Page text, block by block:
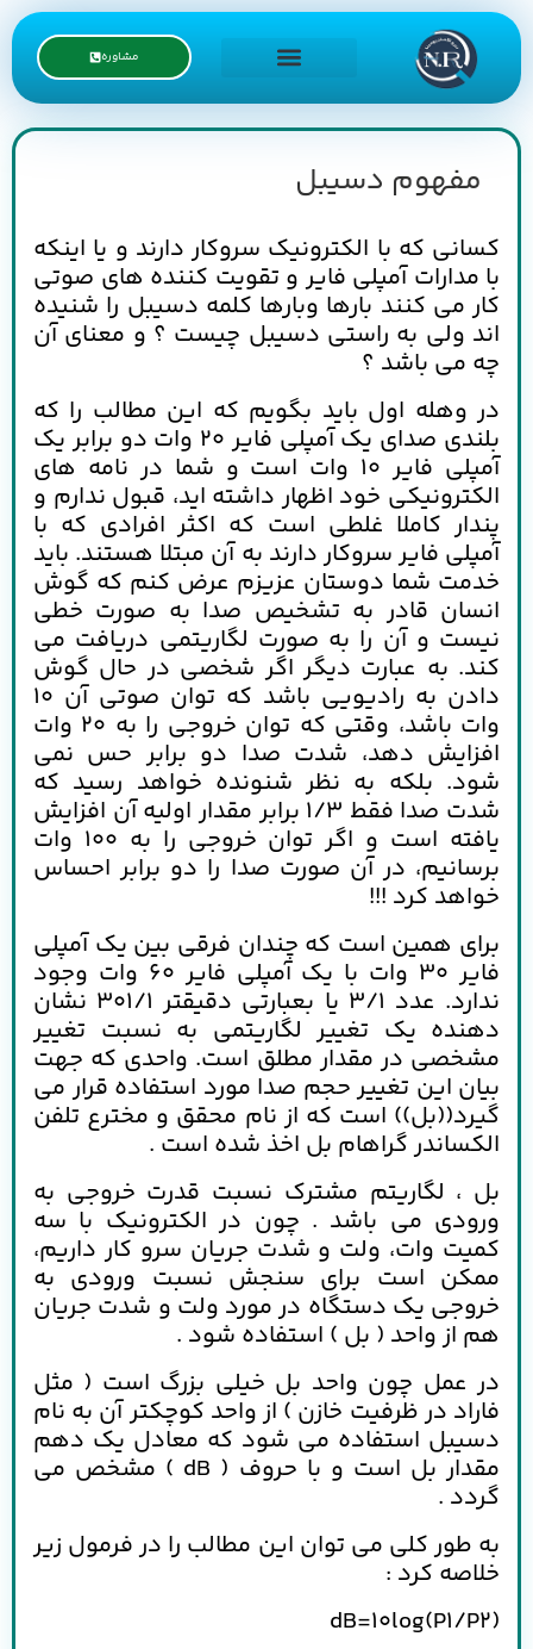
مشاوره
مفهوم دسیبل
کسانی که با الکترونیک سروکار دارند و یا اینکه
با مدارات آمپلی فایر و تقویت کننده های صوتی
کار می کنند بارها وبارها کلمه دسیبل را شنیده
اند ولی به راستی دسیبل چیست ؟ و معنای آن
چه می باشد ؟
در وهله اول باید بگویم که این مطالب را که
بلندی صدای یک آمپلی فایر 20 وات دو برابر یک
آمپلی فایر 10 وات است و شما در نامه های
الکترونیکی خود اظهار داشته اید، قبول ندارم و
پندار کاملا غلطی است که اکثر افرادی که با
آمپلی فایر سروکار دارند به آن مبتلا هستند. باید
خدمت شما دوستان عزیزم عرض کنم که گوش
انسان قادر به تشخیص صدا به صورت خطی
نیست و آن را به صورت لگاریتمی دریافت می
کند. به عبارت دیگر اگر شخصی در حال گوش
دادن به رادیویی باشد که توان صوتی آن 10
وات باشد، وقتی که توان خروجی را به 20 وات
افزایش دهد، شدت صدا دو برابر حس نمی
شود. بلکه به نظر شنونده خواهد رسید که
شدت صدا فقط 1/3 برابر مقدار اولیه آن افزایش
یافته است و اگر توان خروجی را به 100 وات
برسانیم، در آن صورت صدا را دو برابر احساس
خواهد کرد !!!
برای همین است که چندان فرقی بین یک آمپلی
فایر 30 وات با یک آمپلی فایر 60 وات وجود
ندارد. عدد ۳/۱ یا بعبارتی دقیقتر ۳۰۱/۱ نشان
دهنده یک تغییر لگاریتمی به نسبت تغییر
مشخصی در مقدار مطلق است. واحدی که جهت
بیان این تغییر حجم صدا مورد استفاده قرار می
گیرد((بل)) است که از نام محقق و مخترع تلفن
الکساندر گراهام بل اخذ شده است .
بل ، لگاریتم مشترک نسبت قدرت خروجی به
ورودی می باشد . چون در الکترونیک با سه
کمیت وات، ولت و شدت جریان سرو کار داریم،
ممکن است برای سنجش نسبت ورودی به
خروجی یک دستگاه در مورد ولت و شدت جریان
هم از واحد ( بل ) استفاده شود .
در عمل چون واحد بل خیلی بزرگ است ( مثل
فاراد در ظرفیت خازن ) از واحد کوچکتر آن به نام
دسیبل استفاده می شود که معادل یک دهم
مقدار بل است و با حروف ( dB ) مشخص می
گردد .
به طور کلی می توان این مطالب را در فرمول زیر
خلاصه کرد :
(dB=10log(P1/P2